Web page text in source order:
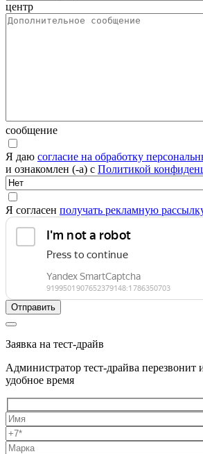
центр
сообщение
Я даю согласие на обработку
и ознакомлен (-а) с Политикой
Я согласен получать рекламную
Заявка на тест-драйв
Администратор тест-драйва перезвонит
удобное время